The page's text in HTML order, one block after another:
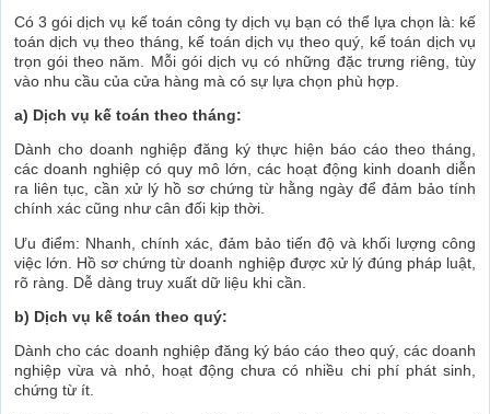
Có 3 gói dịch vụ kế toán công ty dịch vụ bạn có thể lựa chọn là: kế
toán dịch vụ theo tháng, kế toán dịch vụ theo quý, kế toán dịch vụ
trọn gói theo năm. Mỗi gói dịch vụ có những đặc trưng riêng, tùy
vào nhu cầu của cửa hàng mà có sự lựa chọn phù hợp.
a) Dịch vụ kế toán theo tháng:
Dành cho doanh nghiệp đăng ký thực hiện báo cáo theo tháng,
các doanh nghiệp có quy mô lớn, các hoạt động kinh doanh diễn
ra liên tục, cần xử lý hồ sơ chứng từ hằng ngày để đảm bảo tính
chính xác cũng như cân đối kịp thời.
Ưu điểm: Nhanh, chính xác, đảm bảo tiến độ và khối lượng công
việc lớn. Hồ sơ chứng từ doanh nghiệp được xử lý đúng pháp luật,
rõ ràng. Dễ dàng truy xuất dữ liệu khi cần.
b) Dịch vụ kế toán theo quý:
Dành cho các doanh nghiệp đăng ký báo cáo theo quý, các doanh
nghiệp vừa và nhỏ, hoạt động chưa có nhiều chi phí phát sinh,
chứng từ ít.